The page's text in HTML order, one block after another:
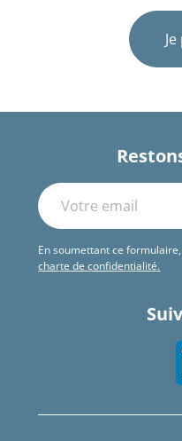
En soumettant ce
charte de confidentialité.